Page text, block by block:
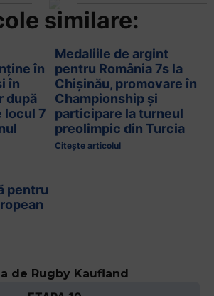
similare:
în
în
după
locul 7
Medaliile de argint
pentru România 7s la
Chișinău, promovare în
Championship și
participare la turneul
preolimpic din Turcia
Citește articolul
pentru
de Rugby Kaufland